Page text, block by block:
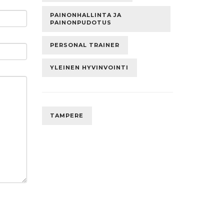
PAINONHALLINTA JA
PAINONPUDOTUS
PERSONAL TRAINER
YLEINEN HYVINVOINTI
TAMPERE